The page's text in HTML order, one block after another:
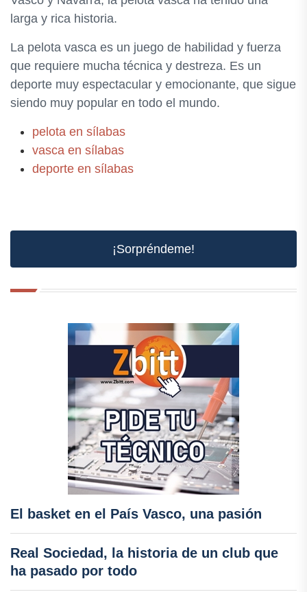
larga y rica historia.
La pelota vasca es un juego de habilidad y fuerza
que requiere mucha técnica y destreza. Es un
deporte muy espectacular y emocionante, que sigue
siendo muy popular en todo el mundo.
pelota en sílabas
vasca en sílabas
deporte en sílabas
¡Sorpréndeme!
El basket en el País Vasco, una pasión
Real Sociedad, la historia de un club que
ha pasado por todo